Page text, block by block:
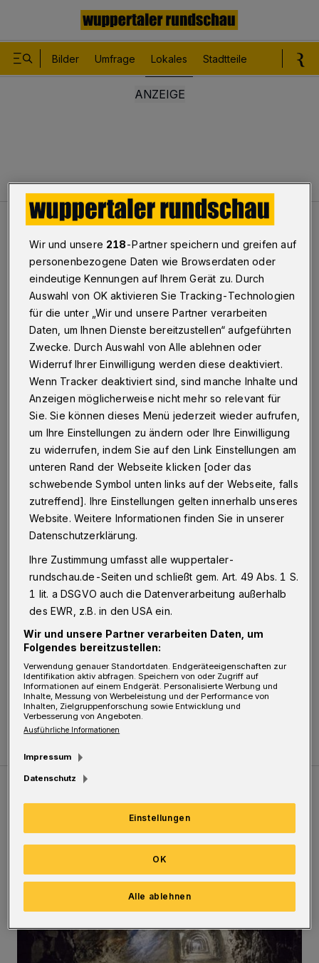
Bilder Umfrage Lokales Stadtteile
Lokales Strafverfahren nach Faustschlägen
Strafverfahren nach
Faustschlägen
Ein 18-Jähriger ist am Freitag (29. Mai 2015) am
Neumarkt in Wuppertal-Elberfeld angegriffen worden.
Er hatte dort gegen 00.10 Uhr Geld an einem
Automaten abgehoben.
29.05.2015 , 11:07 Uhr Eine Minute Lesezeit
Einer der beiden Täter schlug dem Opfer
mehrfach mit der Faust ins Gesicht. Die
der guten Personenbeschreibung nahm die
Polizei einen 19-Jährigen fest. Die weiteren
Ermittlungen führten zu dem 18-jährigen
Haupttäter. Beide erwartet ein Strafverfahren.
Meistgelesen Neueste Artikel Zum Thema
Tief hinein in die Wuppertaler Unterwelt
Wir und unsere 218-Partner speichern und greifen auf
personenbezogene Daten wie Browserdaten oder
eindeutige Kennungen auf Ihrem Gerät zu. Durch
Auswahl von OK aktivieren Sie Tracking-Technologien
für die unter „Wir und unsere Partner verarbeiten
Daten, um Ihnen Dienste bereitzustellen“ aufgeführten
Zwecke. Durch Auswahl von Alle ablehnen oder
Widerruf Ihrer Einwilligung werden diese deaktiviert.
Wenn Tracker deaktiviert sind, sind manche Inhalte und
Anzeigen möglicherweise nicht mehr so relevant für
Sie. Sie können dieses Menü jederzeit wieder aufrufen,
um Ihre Einstellungen zu ändern oder Ihre Einwilligung
zu widerrufen, indem Sie auf den Link Einstellungen am
unteren Rand der Webseite klicken [oder das
schwebende Symbol unten links auf der Webseite, falls
zutreffend]. Ihre Einstellungen gelten innerhalb unseres
Website. Weitere Informationen finden Sie in unserer
Datenschutzerklärung.
Ihre Zustimmung umfasst alle wuppertaler-
rundschau.de-Seiten und schließt gem. Art. 49 Abs. 1 S.
1 lit. a DSGVO auch die Datenverarbeitung außerhalb
des EWR, z.B. in den USA ein.
Wir und unsere Partner verarbeiten Daten, um
Folgendes bereitzustellen:
Verwendung genauer Standortdaten. Endgeräteeigenschaften zur
Identifikation aktiv abfragen. Speichern von oder Zugriff auf
Informationen auf einem Endgerät. Personalisierte Werbung und
Inhalte, Messung von Werbeleistung und der Performance von
Inhalten, Zielgruppenforschung sowie Entwicklung und
Verbesserung von Angeboten.
Ausführliche Informationen
Impressum
Datenschutz
Einstellungen
Alle ablehnen
OK